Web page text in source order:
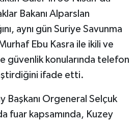
Bakanı Alparslan
aynı gün Suriye Savunma
Ebu Kasra ile ikili ve
güvenlik konularında telefon
ifade etti.
Başkanı Orgeneral Selçuk
fuar kapsamında, Kuzey